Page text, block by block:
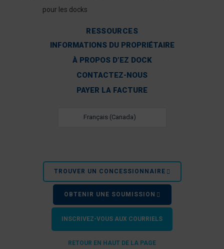
pour les docks
RESSOURCES
INFORMATIONS DU PROPRIÉTAIRE
À PROPOS D’EZ DOCK
CONTACTEZ-NOUS
PAYER LA FACTURE
Français (Canada)
TROUVER UN CONCESSIONNAIRE
OBTENIR UNE SOUMISSION
INSCRIVEZ-VOUS AUX COURRIELS
RETOUR EN HAUT DE LA PAGE